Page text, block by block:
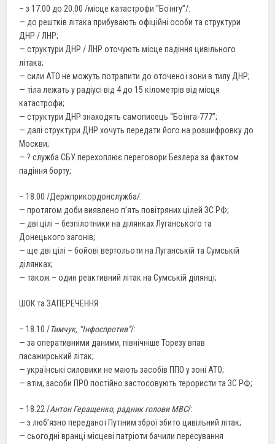
– з 17.00 до 20.00 /місце катастрофи “Боїнгу”/:
— до рештків літака прибувають офіційні особи та структури
ДНР / ЛНР;
— структури ДНР / ЛНР оточують місце падіння цивільного
літака;
— сили АТО не можуть потрапити до оточеної зони в тилу ДНР;
— тіла лежать у радіусі від 4 до 15 кілометрів від місця
катастрофи;
— структури ДНР знаходять самописець “Боїнга-777”;
— далі структури ДНР хочуть передати його на розшифровку до
Москви;
— ? служба СБУ перехоплює переговори Безлера за фактом
падіння борту;
– 18.00 /Держприкордонслужба/:
— протягом доби виявлено п’ять повітряних цілей ЗС РФ;
— дві цілі – безпілотники на ділянках Луганського та
Донецького загонів;
— ще дві цілі – бойові вертольоти на Луганській та Сумській
ділянках;
— також – один реактивний літак на Сумській ділянці;
ШОК та ЗАПЕРЕЧЕННЯ
– 18.10 /Тимчук, “Інфоспротив”/:
— за оперативними даними, північніше Торезу впав
пасажирський літак;
— українські силовики не мають засобів ППО у зоні АТО;
— втім, засоби ПРО постійно застосовують терористи та ЗС РФ;
– 18.22 /Антон Геращенко, радник голови МВС/:
— з люб’язно переданої Путіним зброї збито цивільний літак;
— сьогодні вранці місцеві патріоти бачили пересування